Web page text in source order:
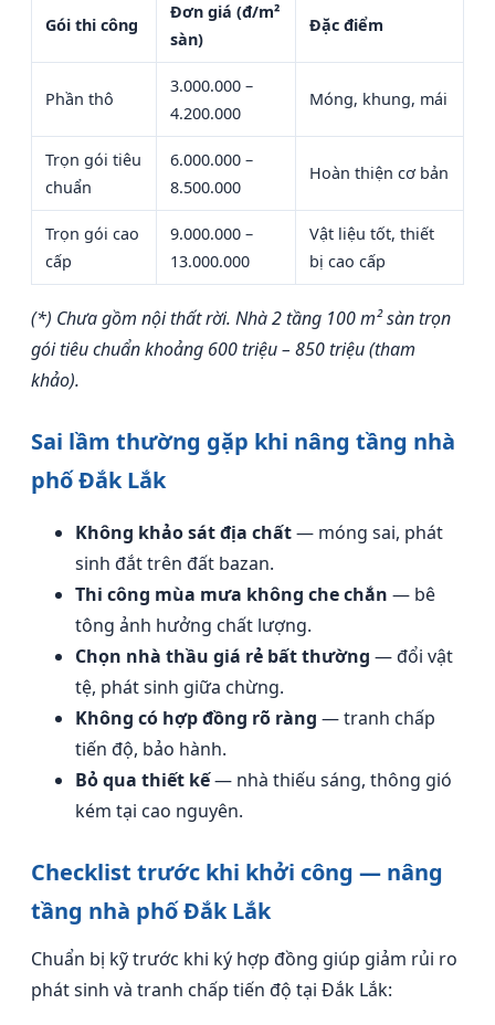
Gói thi công
Đơn giá (đ/m²
sàn)
Đặc điểm
Phần thô
3.000.000 –
4.200.000
Móng, khung, mái
Trọn gói tiêu
chuẩn
6.000.000 –
8.500.000
Hoàn thiện cơ bản
Trọn gói cao
cấp
9.000.000 –
13.000.000
Vật liệu tốt, thiết
bị cao cấp
(*) Chưa gồm nội thất rời. Nhà 2 tầng 100 m² sàn trọn
gói tiêu chuẩn khoảng 600 triệu – 850 triệu (tham
khảo).
Sai lầm thường gặp khi nâng tầng nhà
phố Đắk Lắk
Không khảo sát địa chất— móng sai, phát
sinh đắt trên đất bazan.
Thi công mùa mưa không che chắn — bê
tông ảnh hưởng chất lượng.
Chọn nhà thầu giá rẻ bất thường — đổi vật
tệ, phát sinh giữa chừng.
Không có hợp đồng rõ ràng — tranh chấp
tiến độ, bảo hành.
Bỏ qua thiết kế— nhà thiếu sáng, thông gió
kém tại cao nguyên.
Checklist trước khi khởi công — nâng
tầng nhà phố Đắk Lắk
Chuẩn bị kỹ trước khi ký hợp đồng giúp giảm rủi ro
phát sinh và tranh chấp tiến độ tại Đắk Lắk: